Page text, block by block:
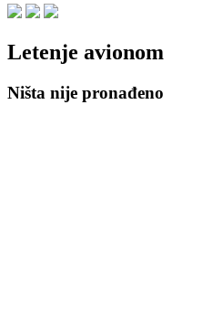
Letenje avionom
Ništa nije pronađeno